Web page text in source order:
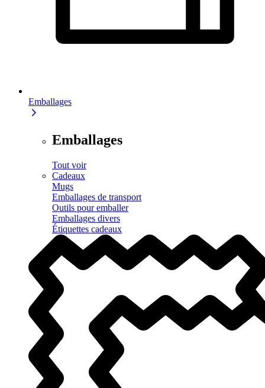
Emballages
Emballages
Tout voir
Cadeaux
Mugs
Emballages de transport
Outils pour emballer
Emballages divers
Étiquettes cadeaux